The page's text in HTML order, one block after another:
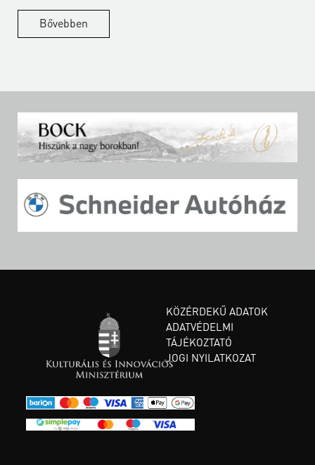
Bővebben
KÖZÉRDEKŰ ADATOK
ADATVÉDELMI
TÁJÉKOZTATÓ
JOGI NYILATKOZAT